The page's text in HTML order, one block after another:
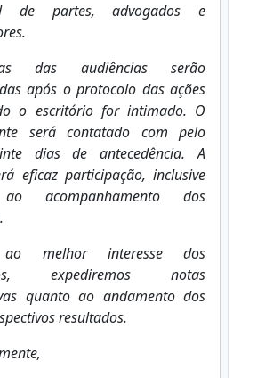
de partes, advogados e
das audiências serão
após o protocolo das ações
o escritório for intimado. O
será contatado com pelo
dias de antecedência. A
eficaz participação, inclusive
acompanhamento dos
ao melhor interesse dos
expediremos notas
quanto ao andamento dos
resultados.